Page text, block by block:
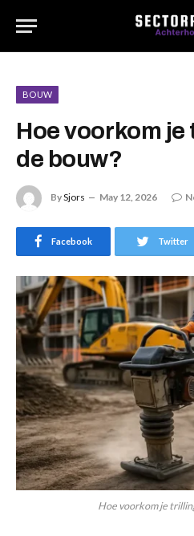
BOUW
Hoe voorkom
de bouw?
BySjors May 12, 2026
Facebook Twitter
Hoe voorkom je